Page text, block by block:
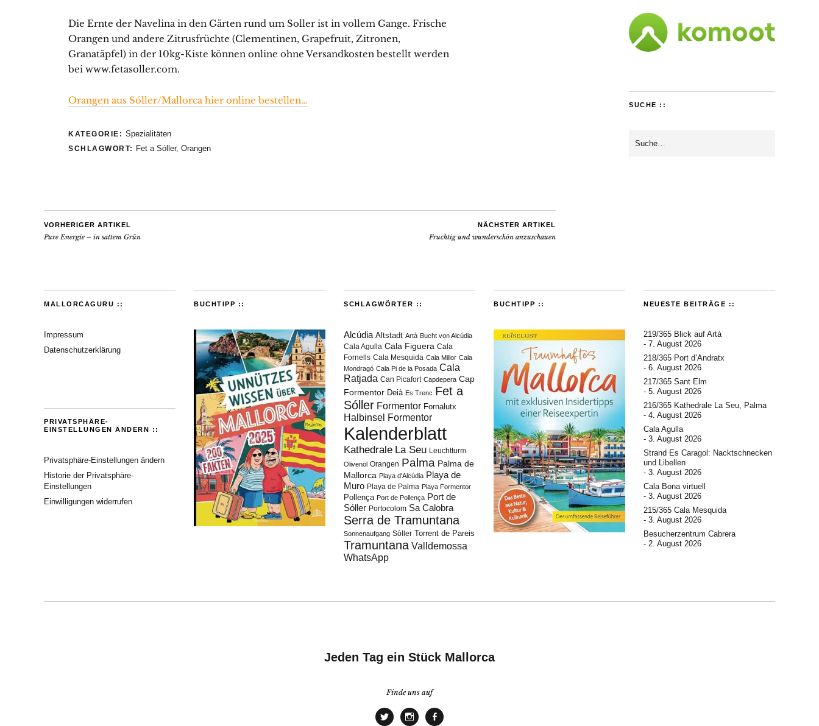
Die Ernte der Navelina in den Gärten rund um Soller ist in vollem Gange. Frische
Orangen und andere Zitrusfrüchte (Clementinen, Grapefruit, Zitronen,
Granatäpfel) in der 10kg-Kiste können online ohne Versandkosten bestellt werden
bei www.fetasoller.com.
Orangen aus Sóller/Mallorca hier online bestellen…
KATEGORIE: Spezialitäten
SCHLAGWORT: Fet a Sóller, Orangen
VORHERIGER ARTIKEL
Pure Energie – in sattem Grün
NÄCHSTER ARTIKEL
Fruchtig und wunderschön anzuschauen
SUCHE ::
MALLORCAGURU ::
Impressum
Datenschutzerklärung
PRIVATSPHÄRE-
EINSTELLUNGEN ÄNDERN ::
Privatsphäre-Einstellungen ändern
Historie der Privatsphäre-
Einstellungen
Einwilligungen widerrufen
BUCHTIPP :: SCHLAGWÖRTER ::
Alcúdia Altstadt Artà Bucht von Alcúdia
Cala Agulla Cala Figuera Cala
Fornells Cala Mesquida Cala Millor Cala
Mondragó Cala Pi de la Posada Cala
Ratjada Can Picafort Capdepera Cap
Formentor Deià Es Trenc Fet a
Sóller Formentor Fornalutx
Halbinsel Formentor
Kalenderblatt
Kathedrale La Seu Leuchtturm
Olivenöl Orangen Palma Palma de
Mallorca Playa d'Alcúdia Playa de
Muro Playa de Palma Playa Formentor
Pollença Port de Pollença Port de
Sóller Portocolom Sa Calobra
Serra de Tramuntana
Sonnenaufgang Sòller Torrent de Pareis
Tramuntana Valldemossa
WhatsApp
BUCHTIPP :: NEUESTE BEITRÄGE ::
219/365 Blick auf Artà
7. August 2026
218/365 Port d’Andratx
6. August 2026
217/365 Sant Elm
5. August 2026
216/365 Kathedrale La Seu, Palma
4. August 2026
Cala Agulla
3. August 2026
Strand Es Caragol: Nacktschnecken
und Libellen
3. August 2026
Cala Bona virtuell
3. August 2026
215/365 Cala Mesquida
3. August 2026
Besucherzentrum Cabrera
2. August 2026
Jeden Tag ein Stück Mallorca
Finde uns auf